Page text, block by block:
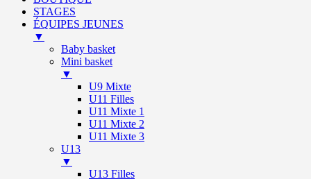
STAGES
ÉQUIPES JEUNES
▼
Baby basket
Mini basket
▼
U9 Mixte
U11 Filles
U11 Mixte 1
U11 Mixte 2
U11 Mixte 3
U13
▼
U13 Filles